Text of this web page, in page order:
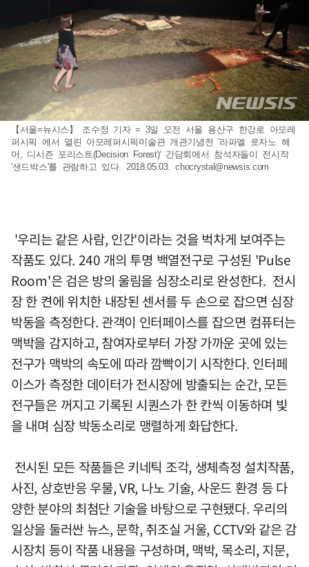
【서울=뉴시스】 조수정 기자 = 3일 오전 서울 용산구 한강로 아모레
퍼시픽 에서 열린 아모레퍼시픽미술관 개관기념전 '라파엘 로자노 헤
머, 디시즌 포리스트(Decision Forest)' 간담회에서 참석자들이 전시작
'샌드박스'를 관람하고 있다. 2018.05.03.chocrystal@newsis.com
'우리는 같은 사람, 인간'이라는 것을 벅차게 보여주는
작품도 있다. 240 개의 투명 백열전구로 구성된 'Pulse
Room'은 검은 방의 울림을 심장소리로 완성한다. 전시
장 한 켠에 위치한 내장된 센서를 두 손으로 잡으면 심장
박동을 측정한다. 관객이 인터페이스를 잡으면 컴퓨터는
맥박을 감지하고, 참여자로부터 가장 가까운 곳에 있는
전구가 맥박의 속도에 따라 깜빡이기 시작한다. 인터페
이스가 측정한 데이터가 전시장에 방출되는 순간, 모든
전구들은 꺼지고 기록된 시퀀스가 한 칸씩 이동하며 빛
을 내며 심장 박동소리로 맹렬하게 화답한다.
전시된 모든 작품들은 키네틱 조각, 생체측정 설치작품,
사진, 상호반응 우물, VR, 나노 기술, 사운드 환경 등 다
양한 분야의 최첨단 기술을 바탕으로 구현됐다. 우리의
일상을 둘러싼 뉴스, 문학, 취조실 거울, CCTV와 같은 감
시장치 등이 작품 내용을 구성하며, 맥박, 목소리, 지문,